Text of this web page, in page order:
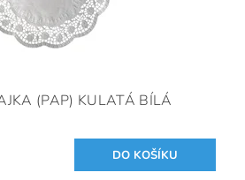
(PAP) KULATÁ BÍLÁ